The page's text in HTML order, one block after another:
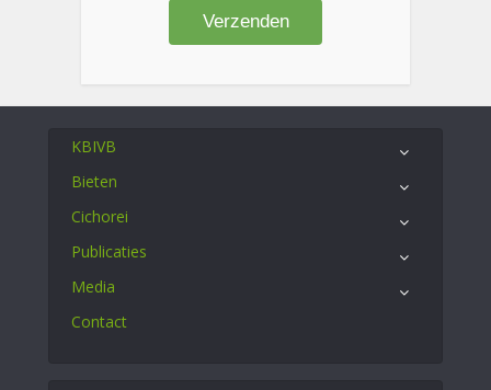
KBIVB
Bieten
Cichorei
Publicaties
Media
Contact